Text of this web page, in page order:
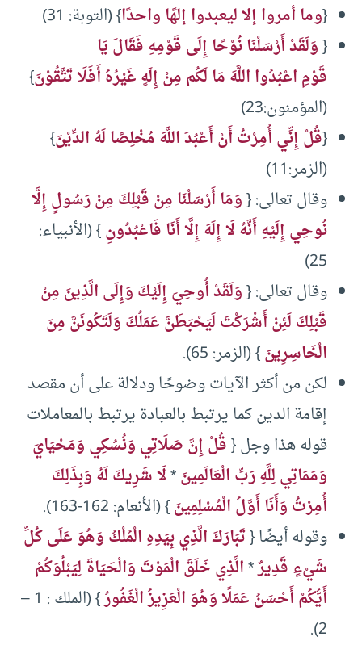
{وما أمروا إلا ليعبدوا إلهًا واحدًا} (التوبة: 31)
{وَلَقَدْ أَرْسَلْنَا نُوْحًا إِلَى قَوْمِهِ فَقَالَ يَا
قَوْمِ اعْبُدُوا اللَّهَ مَا لَكُم مِنْ إِلَهٍ غَيْرُهُ أَفَلَا تَتَّقُوْنَ}
(المؤمنون:23)
{قُلْ إِنِّي أُمِرْتُ أَنْ أَعْبُدَ اللَّهَ مُخْلِصًا لَهُ الدِّيْنَ}
(الزمر:11)
وقال تعالى: {وَمَا أَرْسَلْنَا مِنْ قَبْلِكَ مِنْ رَسُولٍ إِلَّا
نُوحِي إِلَيْهِ أَنَّهُ لَا إِلَهَ إِلَّا أَنَا فَاعْبُدُونِ} (الأنبياء:
25)
وقال تعالى: {وَلَقَدْ أُوحِيَ إِلَيْكَ وَإِلَى الَّذِينَ مِنْ
قَبْلِكَ لَئِنْ أَشْرَكْتَ لَيَحْبَطَنَّ عَمَلُكَ وَلَتَكُونَنَّ مِنَ
الْخَاسِرِينَ} (الزمر: 65).
لكن من أكثر الآيات وضوحًا ودلالة على أن مقصد
إقامة الدين كما يرتبط بالعبادة يرتبط بالمعاملات
قوله هذا وجل {قُلْ إِنَّ صَلَاتِي وَنُسُكِي وَمَحْيَايَ
وَمَمَاتِي لِلَّهِ رَبِّ الْعَالَمِينَ*لَا شَرِيكَ لَهُ وَبِذَلِكَ
أُمِرْتُ وَأَنَا أَوَّلُ الْمُسْلِمِينَ} (الأنعام: 162-163).
وقوله أيضًا {تَبَارَكَ الَّذِي بِيَدِهِ الْمُلْكُ وَهُوَ عَلَى كُلِّ
شَيْءٍ قَدِيرٌ*الَّذِي خَلَقَ الْمَوْتَ وَالْحَيَاةَ لِيَبْلُوَكُمْ
أَيُّكُمْ أَحْسَنُ عَمَلًا وَهُوَ الْعَزِيزُ الْغَفُورُ
} (الملك : 1 –
2).